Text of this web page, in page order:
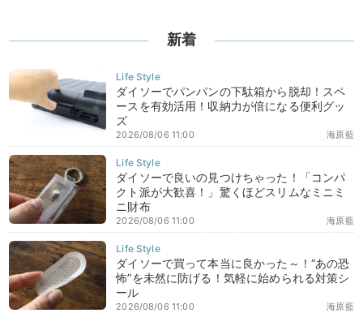
新着
ダイソーでパンパンの下駄箱から脱却！スペ
ースを有効活用！収納力が倍になる便利グッ
ズ
海原藍
2026/08/06 11:00
ダイソーで良いの見つけちゃった！「コンパ
クト派が大歓喜！」驚くほどスリムなミニミ
ニ財布
海原藍
2026/08/06 11:00
ダイソーで買って本当に良かった～！“あの恐
怖”を未然に防げる！気軽に始められる対策シ
ール
海原藍
2026/08/06 11:00